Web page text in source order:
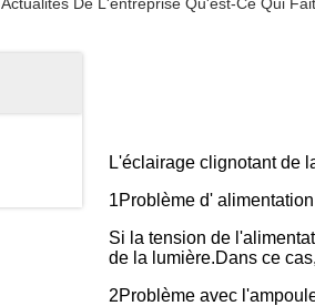
L'éclairage clignotant de
1Problème d' alimentation
Si la tension de
de la lumière.Dans ce
2Problème avec